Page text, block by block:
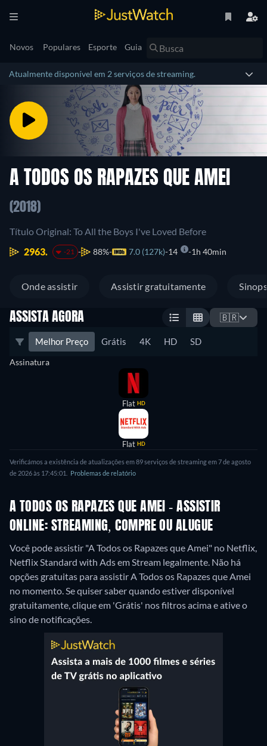
Novos Populares Esporte Guia
Atualmente disponível em 2 serviços de streaming.
A TODOS OS RAPAZES QUE AMEI
(2018)
Título Original: To All the Boys I've Loved Before
2963.
-21 88% 7.0 (127k) 14 1h 40min
Onde assistir Assistir gratuitamente
ASSISTA AGORA 🇧🇷
Melhor Preço Grátis 4K HD SD
Assinatura
Flat HD
Flat HD
Verificámos a existência de atualizações em 89 serviços de streaming em 7 de agosto
de 2026 às 17:45:01.
Problemas de relatório
A TODOS OS RAPAZES QUE AMEI - ASSISTIR
ONLINE: STREAMING, COMPRE OU ALUGUE
Você pode assistir "A Todos os Rapazes que Amei" no Netflix,
Netflix Standard with Ads em Stream legalmente. Não há
opções gratuitas para assistir A Todos os Rapazes que Amei
no momento. Se quiser saber quando estiver disponível
gratuitamente, clique em 'Grátis' nos filtros acima e ative o
sino de notificações.